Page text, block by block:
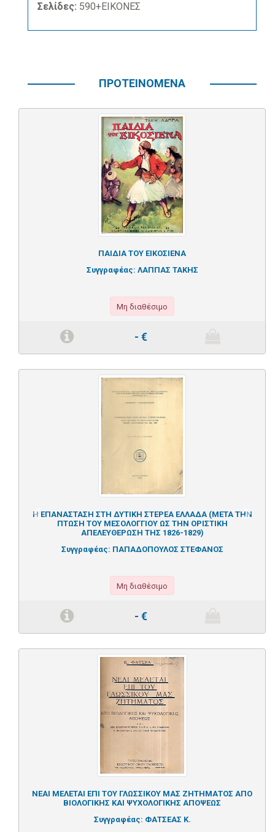
Σελίδες: 590+ΕΙΚΟΝΕΣ
ΠΡΟΤΕΙΝΟΜΕΝΑ
ΠΑΙΔΙΑ ΤΟΥ ΕΙΚΟΣΙΕΝΑ
Συγγραφέας: ΛΑΠΠΑΣ ΤΑΚΗΣ
Μη διαθέσιμο
- €
Η ΕΠΑΝΑΣΤΑΣΗ ΣΤΗ ΔΥΤΙΚΗ ΣΤΕΡΕΑ ΕΛΛΑΔΑ (ΜΕΤΑ ΤΗΝ
ΠΤΩΣΗ ΤΟΥ ΜΕΣΟΛΟΓΓΙΟΥ ΩΣ ΤΗΝ ΟΡΙΣΤΙΚΗ
ΑΠΕΛΕΥΘΕΡΩΣΗ ΤΗΣ 1826-1829)
Συγγραφέας: ΠΑΠΑΔΟΠΟΥΛΟΣ ΣΤΕΦΑΝΟΣ
Μη διαθέσιμο
- €
ΝΕΑΙ ΜΕΛΕΤΑΙ ΕΠΙ ΤΟΥ ΓΛΩΣΣΙΚΟΥ ΜΑΣ ΖΗΤΗΜΑΤΟΣ ΑΠΟ
ΒΙΟΛΟΓΙΚΗΣ ΚΑΙ ΨΥΧΟΛΟΓΙΚΗΣ ΑΠΟΨΕΩΣ
Συγγραφέας: ΦΑΤΣΕΑΣ Κ.
Previous Next